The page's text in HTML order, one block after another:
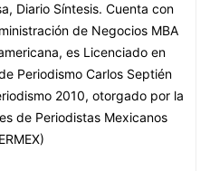
Diario Síntesis. Cuenta con
de Negocios MBA
es Licenciado en
Periodismo Carlos Septién
2010, otorgado por la
de Periodistas Mexicanos